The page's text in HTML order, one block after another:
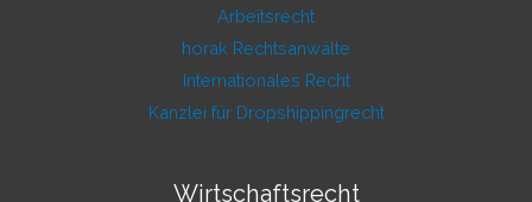
Arbeitsrecht
horak Rechtsanwälte
Internationales Recht
Kanzlei für Dropshippingrecht
Wirtschaftsrecht